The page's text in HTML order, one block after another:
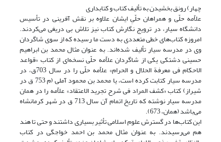
چهار) رونق بخشیدن به تألیف کتاب و کتابداری
علاّمه حلّی و همراهان حلّیِ ایشان علاوه بر نقش آفرینی در تأسیس
دانشگاه سیار، در ترویج نگارش کتاب نیز تلاش بی دریغی می‌کردند.
امروزه کتاب‌های خطی متعددی به دست ما رسیده که از سوی شاگردان
وی در مدرسه سیار تألیف شده‌اند. به عنوان مثال محمد بن ابراهیم
حسینی دشتکی یکی از شاگردان علاّمه حلّی نسخه‌ای از کتاب «قواعد
الاحکام فی معرفة الحلال و الحرام» علاّمه حلّی را در سال 703ق، در
مدرسه سیار کتابت کرده است، یا محمد بن محمود آملی (م 753 ق در
شیراز) کتاب «کشف المراد فی شرح تجرید الاعتقاد» علاّمه را در همان
مدرسه سیار نوشته که تاریخ اتمام آن سال 713 ق در شهر کرمانشاه
می‌باشد (همان، 673).
این کتاب‌ها در گسترش علوم اسلامی تأثیر بسیاری داشتند و حتی تا هند
هم می‌رسیدند. به عنوان مثال محمد بن احمد خواجگی در کتاب